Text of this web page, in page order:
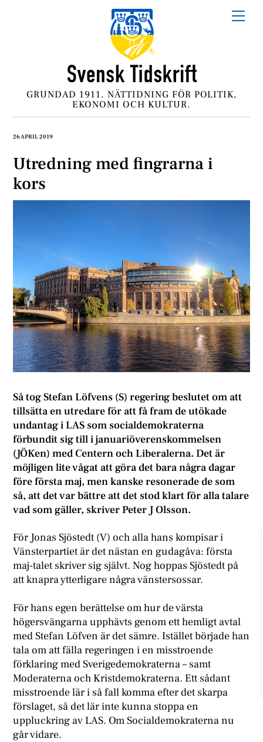
GRUNDAD 1911. NÄTTIDNING FÖR POLITIK,
EKONOMI OCH KULTUR.
26 APRIL 2019
Utredning med fingrarna i
kors
Så tog Stefan Löfvens (S) regering beslutet om att
tillsätta en utredare för att få fram de utökade
undantag i LAS som socialdemokraterna
förbundit sig till i januariöverenskommelsen
(JÖKen) med Centern och Liberalerna. Det är
möjligen lite vågat att göra det bara några dagar
före första maj, men kanske resonerade de som
så, att det var bättre att det stod klart för alla talare
vad som gäller, skriver Peter J Olsson.
För Jonas Sjöstedt (V) och alla hans kompisar i
Vänsterpartiet är det nästan en gudagåva: första
maj-talet skriver sig självt. Nog hoppas Sjöstedt på
att knapra ytterligare några vänstersossar.
För hans egen berättelse om hur de värsta
högersvängarna upphävts genom ett hemligt avtal
med Stefan Löfven är det sämre. Istället började han
tala om att fälla regeringen i en misstroende
förklaring med Sverigedemokraterna – samt
Moderaterna och Kristdemokraterna. Ett sådant
misstroende lär i så fall komma efter det skarpa
förslaget, så det lär inte kunna stoppa en
uppluckring av LAS. Om Socialdemokraterna nu
går vidare.